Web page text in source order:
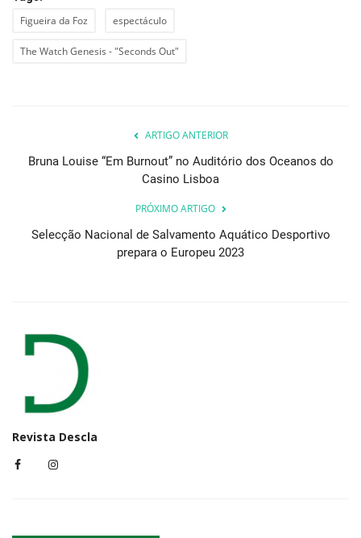
Figueira da Foz espectáculo
The Watch Genesis - "Seconds Out"
ARTIGO ANTERIOR
Bruna Louise “Em Burnout” no Auditório dos Oceanos do
Casino Lisboa
PRÓXIMO ARTIGO
Selecção Nacional de Salvamento Aquático Desportivo
prepara o Europeu 2023
Revista Descla